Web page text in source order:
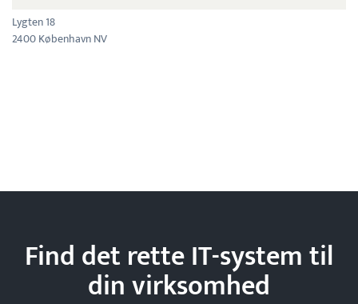
Lygten 18
2400 København NV
Find det rette IT-system til
dinvirksomhed